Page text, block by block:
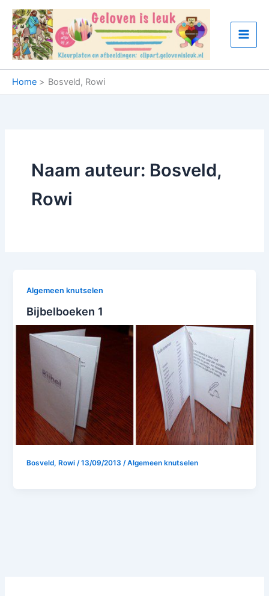
naar
inhoud
Home Bosveld, Rowi
Naam auteur: Bosveld,
Rowi
Algemeen knutselen
Bijbelboeken 1
Bosveld, Rowi/13/09/2013/Algemeen knutselen